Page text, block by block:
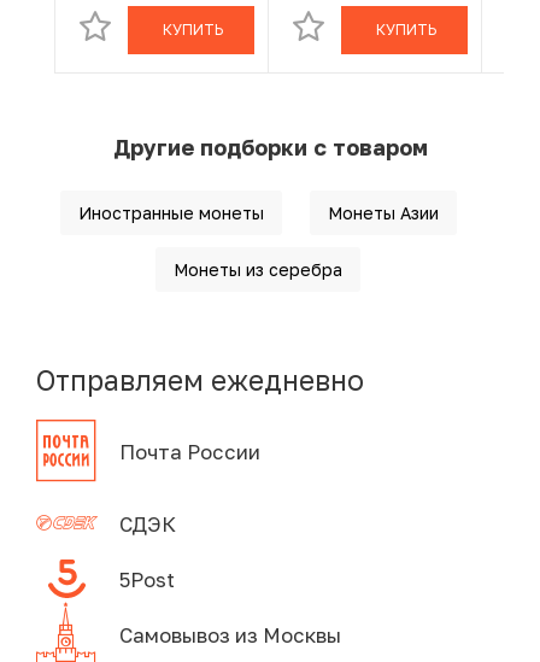
КУПИТЬ КУПИТЬ
Другие подборки с товаром
Иностранные монеты Монеты Азии
Монеты из серебра
Отправляем ежедневно
Почта России
СДЭК
5Post
Самовывоз из Москвы